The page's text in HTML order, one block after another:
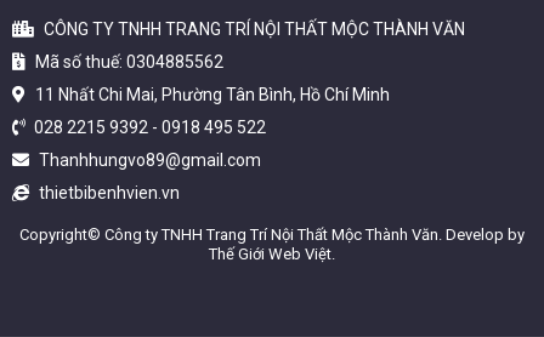
CÔNG TY TNHH TRANG TRÍ NỘI THẤT MỘC THÀNH VĂN
Mã số thuế: 0304885562
11 Nhất Chi Mai, Phường Tân Bình, Hồ Chí Minh
028 2215 9392 - 0918 495 522
Thanhhungvo89@gmail.com
thietbibenhvien.vn
Copyright© Công ty TNHH Trang Trí Nội Thất Mộc Thành Văn. Develop by
Thế Giới Web Việt.